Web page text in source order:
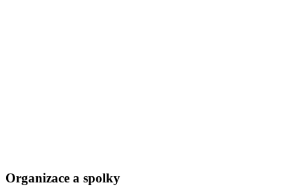
Organizace a spolky